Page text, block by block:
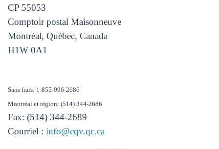
CP 55053
Comptoir postal Maisonneuve
Montréal, Québec, Canada
H1W 0A1
Sans frais: 1-855-996-2686
Montréal et région: (514) 344-2686
Fax: (514) 344-2689
Courriel : info@cqv.qc.ca